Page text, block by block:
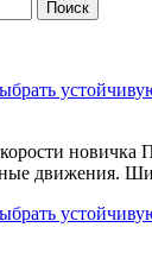
новичка
движения.